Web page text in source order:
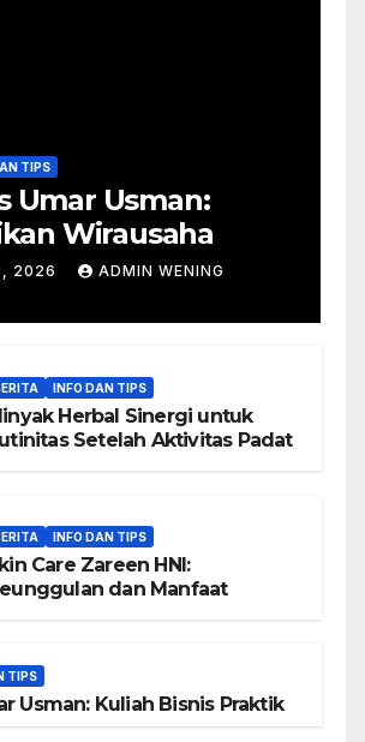
TIPS
Umar Usman:
Wirausaha
2026 ADMIN WENING
INFO DAN TIPS
Herbal Sinergi untuk
Setelah Aktivitas Padat
INFO DAN TIPS
Care Zareen HNI:
dan Manfaat
TIPS
Usman: Kuliah Bisnis Praktik